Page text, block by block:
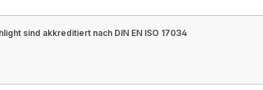
sind akkreditiert nach DIN EN ISO 17034